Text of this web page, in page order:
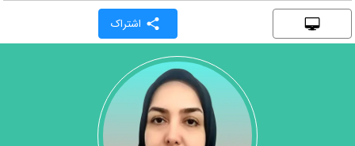
اشتراک